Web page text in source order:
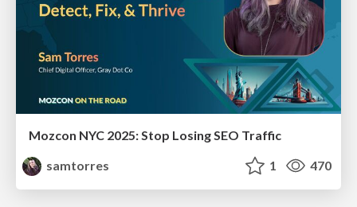
Mozcon NYC 2025: Stop Losing SEO Traffic
samtorres
1 470